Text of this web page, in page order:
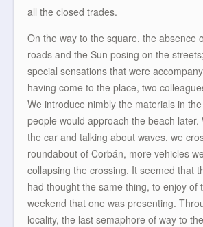
all the closed trades.
On the way to the square, the absence
roads and the Sun posing on the
special sensations that were
having come to the place, two
We introduce nimbly the materials in
people would approach the beach later.
the car and talking about waves, we
roundabout of Corbán, more vehicles
collapsing the crossing. It seemed that
had thought the same thing, to enjoy of
weekend that one was presenting.
locality, the last semaphore of way to